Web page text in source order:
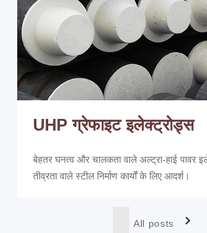
UHP ग्रेफाइट इलेक्ट्रोड्स
बेहतर घनत्व और चालकता वाले अल्ट्रा-हाई पावर
तीव्रता वाले स्टील निर्माण कार्यों के लिए आदर्श।
All posts